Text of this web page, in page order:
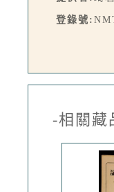
登錄號:
-相關藏